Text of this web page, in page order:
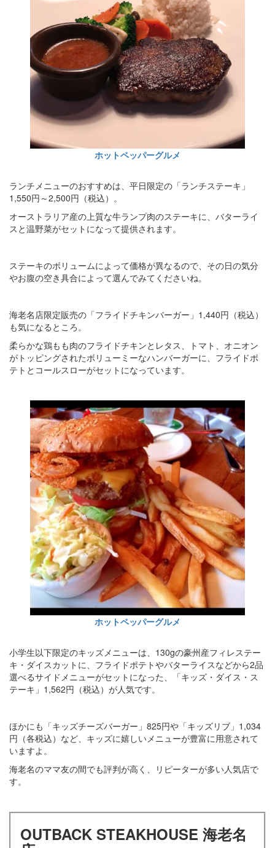
ホットペッパーグルメ
ランチメニューのおすすめは、平日限定の「ランチステーキ」
1,550円～2,500円（税込）。
オーストラリア産の上質な牛ランプ肉のステーキに、バターライ
スと温野菜がセットになって提供されます。
ステーキのボリュームによって価格が異なるので、その日の気分
やお腹の空き具合によって選んでみてくださいね。
海老名店限定販売の「フライドチキンバーガー」1,440円（税込）
も気になるところ。
柔らかな鶏もも肉のフライドチキンとレタス、トマト、オニオン
がトッピングされたボリューミーなハンバーガーに、フライドポ
テトとコールスローがセットになっています。
ホットペッパーグルメ
小学生以下限定のキッズメニューは、130gの豪州産フィレステー
キ・ダイスカットに、フライドポテトやバターライスなどから2品
選べるサイドメニューがセットになった、「キッズ・ダイス・ス
テーキ」1,562円（税込）が人気です。
ほかにも「キッズチーズバーガー」825円や「キッズリブ」1,034
円（各税込）など、キッズに嬉しいメニューが豊富に用意されて
いますよ。
海老名のママ友の間でも評判が高く、リピーターが多い人気店で
す。
OUTBACK STEAKHOUSE 海老名